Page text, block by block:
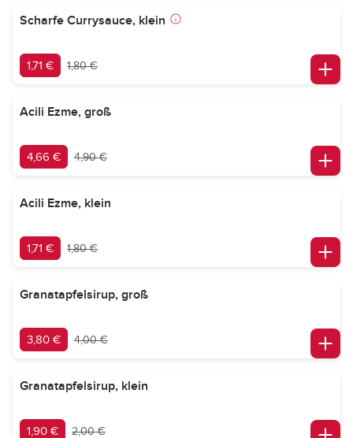
Scharfe Currysauce, klein
1,71 € 1,80 €
Acili Ezme, groß
4,66 € 4,90 €
Acili Ezme, klein
1,71 € 1,80 €
Granatapfelsirup, groß
3,80 € 4,00 €
Granatapfelsirup, klein
1,90 € 2,00 €